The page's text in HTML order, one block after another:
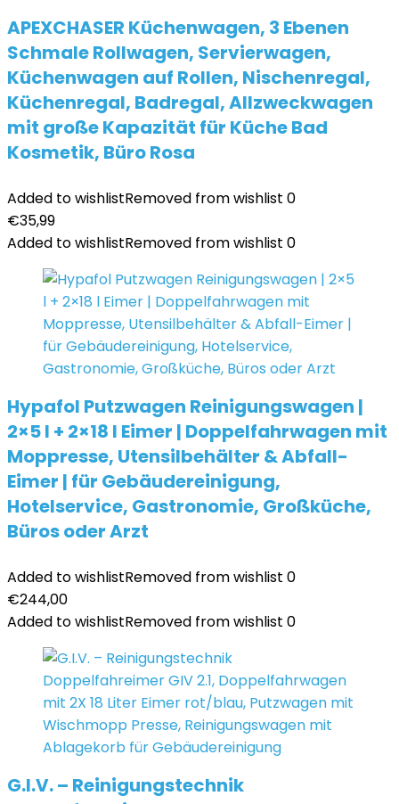
APEXCHASER Küchenwagen, 3 Ebenen
Schmale Rollwagen, Servierwagen,
Küchenwagen auf Rollen, Nischenregal,
Küchenregal, Badregal, Allzweckwagen
mit große Kapazität für Küche Bad
Kosmetik, Büro Rosa
Added to wishlistRemoved from wishlist 0
€35,99
Added to wishlistRemoved from wishlist 0
Hypafol Putzwagen Reinigungswagen |
2×5 l + 2×18 l Eimer | Doppelfahrwagen mit
Moppresse, Utensilbehälter & Abfall-
Eimer | für Gebäudereinigung,
Hotelservice, Gastronomie, Großküche,
Büros oder Arzt
Added to wishlistRemoved from wishlist 0
€244,00
Added to wishlistRemoved from wishlist 0
G.I.V. – Reinigungstechnik